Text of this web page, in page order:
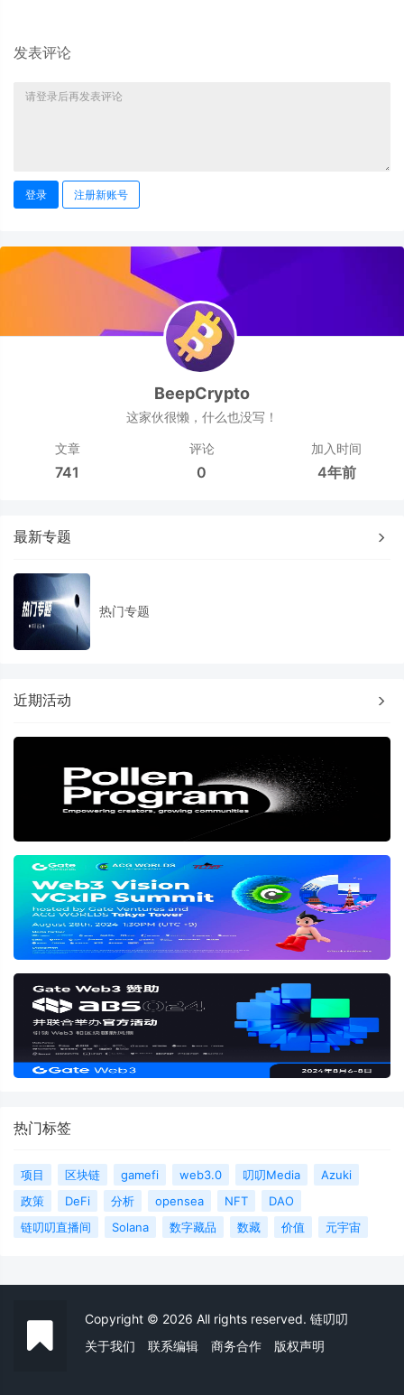
发表评论
登录 注册新账号
BeepCrypto
这家伙很懒，什么也没写！
文章
741
评论
0
加入时间
4年前
最新专题
热门专题
近期活动
热门标签
项目 区块链 gamefi web3.0 叨叨Media
Azuki
政策
DeFi 分析 opensea NFT
DAO
链叨叨直播间
Solana 数字藏品 数藏 价值 元宇宙
Copyright © 2026 All rights reserved. 链叨叨
关于我们
联系编辑 商务合作 版权声明